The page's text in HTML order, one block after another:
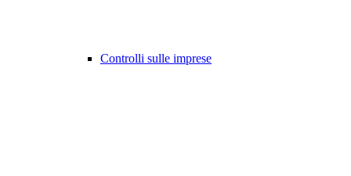
Controlli sulle imprese